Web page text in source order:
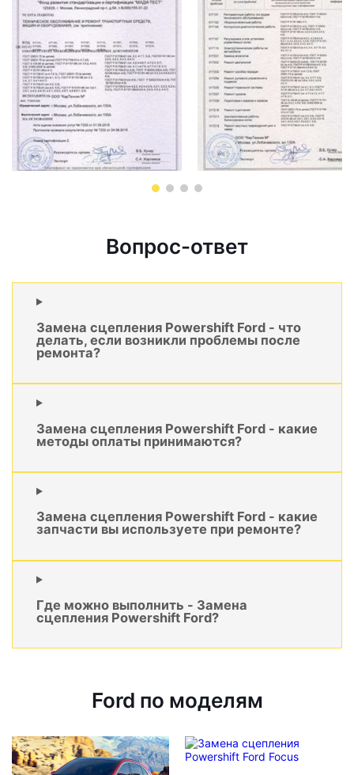
Вопрос-ответ
Замена сцепления Powershift Ford - что
делать, если возникли проблемы после
ремонта?
Замена сцепления Powershift Ford - какие
методы оплаты принимаются?
Замена сцепления Powershift Ford - какие
запчасти вы используете при ремонте?
Где можно выполнить - Замена
сцепления Powershift Ford?
Ford по моделям